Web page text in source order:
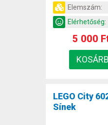
Elemszám:
Elérhetőség:
5 000
LEGO City
Sínek